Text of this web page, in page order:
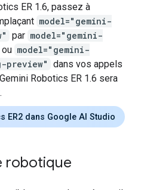
ER 1.6, passez à
model="gemini-
par model="gemini-
ou model="gemini-
preview" dans vos appels
Robotics ER 1.6 sera
.
ER2 dans Google AI Studio
robotique